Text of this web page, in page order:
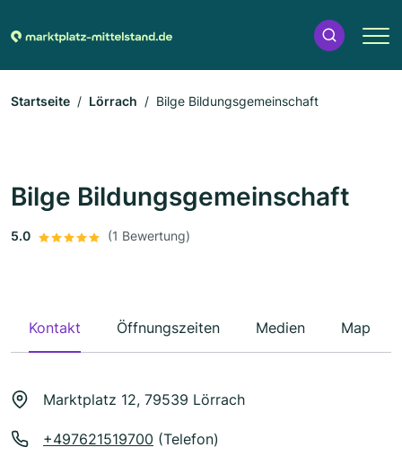
Startseite Lörrach Bilge Bildungsgemeinschaft
Bilge Bildungsgemeinschaft
5.0 (1 Bewertung)
Kontakt Öffnungszeiten Medien Map
Marktplatz 12, 79539 Lörrach
+497621519700 (Telefon)